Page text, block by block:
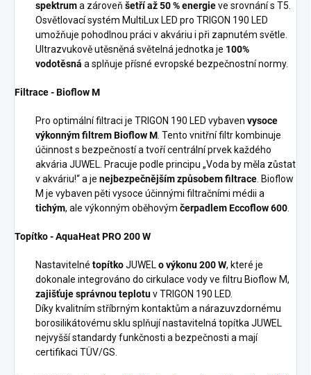
spektruma zároveň šetří až 50 % energieve srovnání s T5.
Osvětlovací systém MultiLux LED pro TRIGON 190 LED
umožňuje pohodlnou práci v akváriu i při zapnutém světle.
Ultrazvukově utěsněná světelná jednotka je 100%
vodotěsná a splňuje přísné evropské bezpečnostní normy.
Filtrace - Bioflow M
Pro optimální filtraci je TRIGON 190 LED vybaven vysoce
výkonným filtrem Bioflow M . Tento vnitřní filtr kombinuje
účinnost s bezpečností a tvoří centrální prvek každého
akvária JUWEL. Pracuje podle principu „Voda by měla zůstat
v akváriu!“ a je nejbezpečnějším způsobem filtrace . Bioflow
M je vybaven pěti vysoce účinnými filtračními médii a
tichým, ale výkonným oběhovým čerpadlem Eccoflow 600
Topítko - AquaHeat PRO 200 W
Nastavitelné topítkoJUWEL o výkonu 200 W, které je
dokonale integrováno do cirkulace vody ve filtru Bioflow M,
zajišťuje správnou teplotuv TRIGON 190 LED.
Díky kvalitním stříbrným kontaktům a nárazuvzdornému
borosilikátovému sklu splňují nastavitelná topítka JUWEL
nejvyšší standardy funkčnosti a bezpečnosti a mají
certifikaci TÜV/GS.